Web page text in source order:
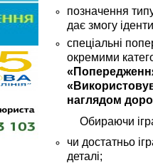
позначення
дає змогу
спеціальні
окремими
наглядом
Обираючи
чи достатньо
деталі;